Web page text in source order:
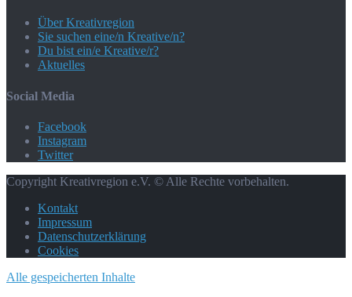
Über Kreativregion
Sie suchen eine/n Kreative/n?
Du bist ein/e Kreative/r?
Aktuelles
Social Media
Facebook
Instagram
Twitter
Copyright Kreativregion e.V. © Alle Rechte vorbehalten.
Kontakt
Impressum
Datenschutzerklärung
Cookies
Alle gespeicherten Inhalte